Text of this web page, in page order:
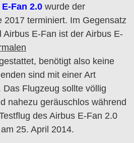
E-Fan 2.0 wurde der
2017 terminiert. Im Gegensatz
Airbus E-Fan ist der Airbus E-
benötigt also keine
sind mit einer Art
Flugzeug sollte völlig
nahezu geräuschlos während
des Airbus E-Fan 2.0
25. April 2014.